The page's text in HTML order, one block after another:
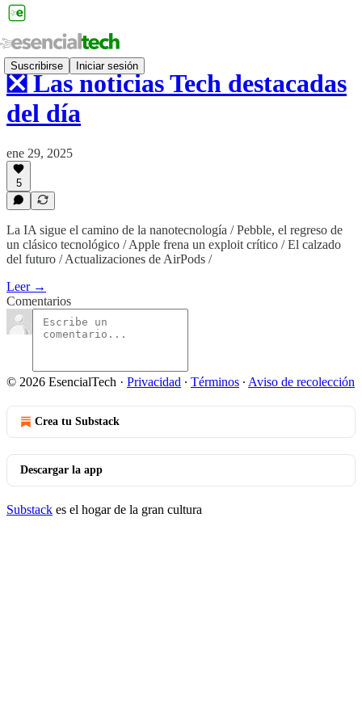
Suscribirse Iniciar sesión
❎ Las noticias Tech destacadas
del día
ene 29, 2025
5
La IA sigue el camino de la nanotecnología / Pebble, el regreso de
un clásico tecnológico / Apple frena un exploit crítico / El calzado
del futuro / Actualizaciones de AirPods /
Leer →
Comentarios
© 2026 EsencialTech · Privacidad ∙ Términos ∙ Aviso de recolección
Crea tu Substack
Descargar la app
Substack es el hogar de la gran cultura